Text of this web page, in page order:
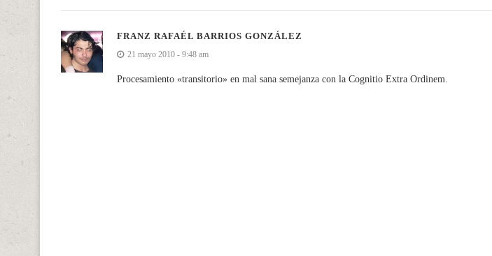
FRANZ RAFAÉL BARRIOS GONZÁLEZ
21 mayo 2010 - 9:48 am
Procesamiento «transitorio» en mal sana semejanza con la Cognitio Extra Ordinem.